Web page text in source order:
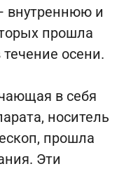
внутреннюю и
прошла
течение осени.
в себя
носитель
прошла
Эти